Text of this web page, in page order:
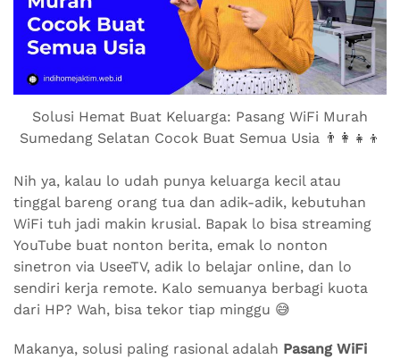
Solusi Hemat Buat Keluarga: Pasang WiFi Murah
Sumedang Selatan Cocok Buat Semua Usia 👨‍👩‍👧‍👦
Nih ya, kalau lo udah punya keluarga kecil atau
tinggal bareng orang tua dan adik-adik, kebutuhan
WiFi tuh jadi makin krusial. Bapak lo bisa streaming
YouTube buat nonton berita, emak lo nonton
sinetron via UseeTV, adik lo belajar online, dan lo
sendiri kerja remote. Kalo semuanya berbagi kuota
dari HP? Wah, bisa tekor tiap minggu 😅
Makanya, solusi paling rasional adalah Pasang WiFi